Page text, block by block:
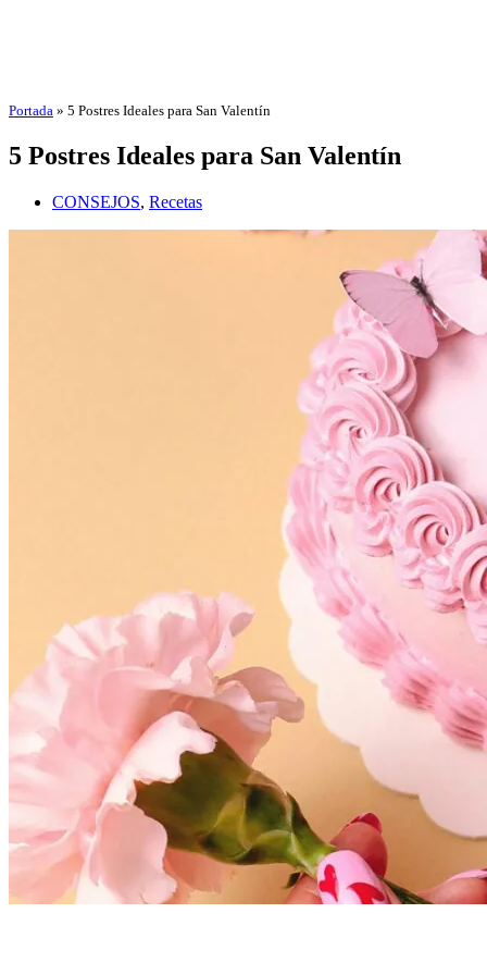
Portada » 5 Postres Ideales para San Valentín
5 Postres Ideales para San Valentín
CONSEJOS, Recetas